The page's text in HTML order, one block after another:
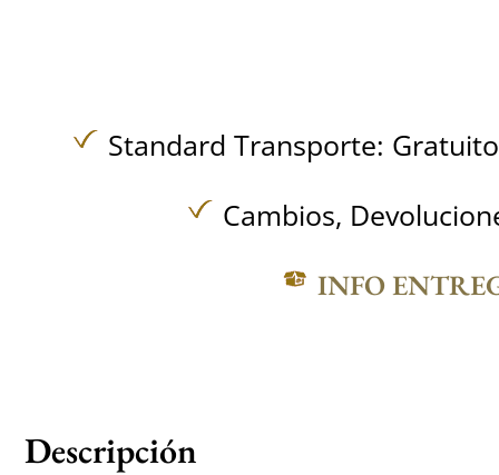
Standard Transporte:
Cambios,
INFO
Descripción